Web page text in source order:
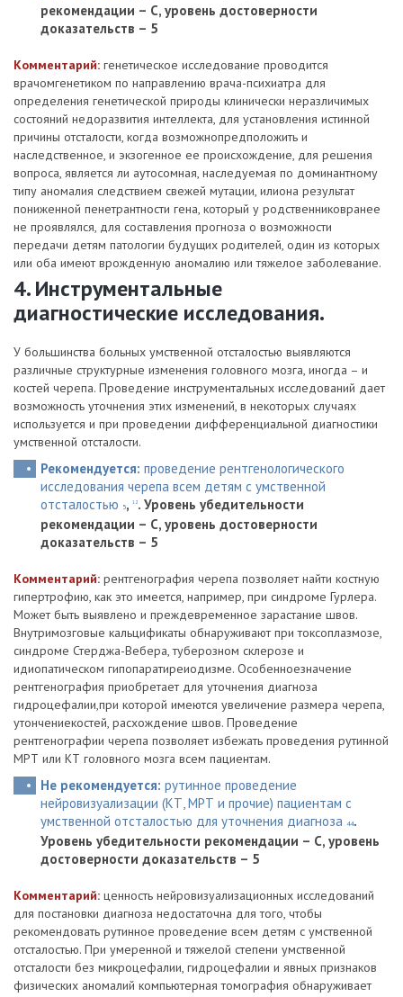
рекомендации – С, уровень достоверности
доказательств – 5
Комментарий: генетическое исследование проводится
врачомгенетиком по направлению врача-психиатра для
определения генетической природы клинически неразличимых
состояний недоразвития интеллекта, для установления истинной
причины отсталости, когда возможнопредположить и
наследственное, и экзогенное ее происхождение, для решения
вопроса, является ли аутосомная, наследуемая по доминантному
типу аномалия следствием свежей мутации, илиона результат
пониженной пенетрантности гена, который у родственниковранее
не проявлялся, для составления прогноза о возможности
передачи детям патологии будущих родителей, один из которых
или оба имеют врожденную аномалию или тяжелое заболевание.
4. Инструментальные
диагностические исследования.
У большинства больных умственной отсталостью выявляются
различные структурные изменения головного мозга, иногда – и
костей черепа. Проведение инструментальных исследований дает
возможность уточнения этих изменений, в некоторых случаях
используется и при проведении дифференциальной диагностики
умственной отсталости.
Рекомендуется: проведение рентгенологического
исследования черепа всем детям с умственной
отсталостью 5, 12. Уровень убедительности
рекомендации – С, уровень достоверности
доказательств – 5
Комментарий: рентгенография черепа позволяет найти костную
гипертрофию, как это имеется, например, при синдроме Гурлера.
Может быть выявлено и преждевременное зарастание швов.
Внутримозговые кальцификаты обнаруживают при токсоплазмозе,
синдроме Стерджа-Вебера, туберозном склерозе и
идиопатическом гипопаратиреиодизме. Особенноезначение
рентгенография приобретает для уточнения диагноза
гидроцефалии,при которой имеются увеличение размера черепа,
утончениекостей, расхождение швов. Проведение
рентгенографии черепа позволяет избежать проведения рутинной
МРТ или КТ головного мозга всем пациентам.
Не рекомендуется: рутинное проведение
нейровизуализации (КТ, МРТ и прочие) пациентам с
умственной отсталостью для уточнения диагноза 44.
Уровень убедительности рекомендации – С, уровень
достоверности доказательств – 5
Комментарий: ценность нейровизуализационных исследований
для постановки диагноза недостаточна для того, чтобы
рекомендовать рутинное проведение всем детям с умственной
отсталостью. При умеренной и тяжелой степени умственной
отсталости без микроцефалии, гидроцефалии и явных признаков
физических аномалий компьютерная томография обнаруживает